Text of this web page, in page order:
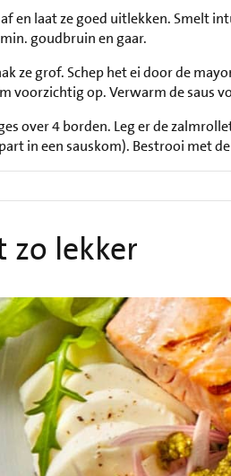
en laat ze goed uitlekken. Smelt
goudbruin en gaar.
ze grof. Schep het ei door de
voorzichtig op. Verwarm de saus
over 4 borden. Leg er de
in een sauskom). Bestrooi met
zo lekker